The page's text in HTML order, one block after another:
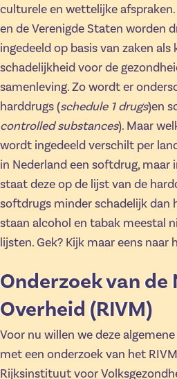
culturele en wettelijke
en de Verenigde Staten worden
ingedeeld op basis van zaken als
schadelijkheid voor de
samenleving. Zo wordt er
harddrugs (schedule 1 drugs)en
controlled substances). Maar
wordt ingedeeld verschilt per
in Nederland een softdrug, maar
staat deze op de lijst van de
softdrugs minder schadelijk dan
staan alcohol en tabak meestal
lijsten. Gek? Kijk maar eens naar
Onderzoek van de
Overheid (RIVM)
Voor nu willen we deze
met een onderzoek van het
Rijksinstituut voor